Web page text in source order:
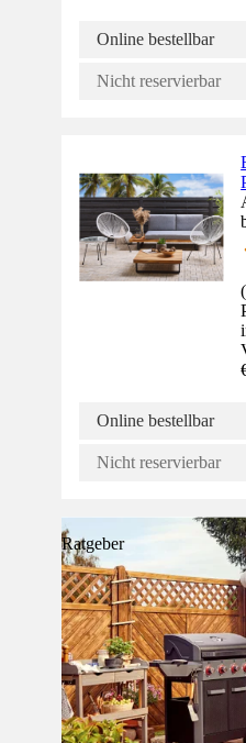
Online bestellbar
Nicht reservierbar
(
Online bestellbar
Nicht reservierbar
Ratgeber